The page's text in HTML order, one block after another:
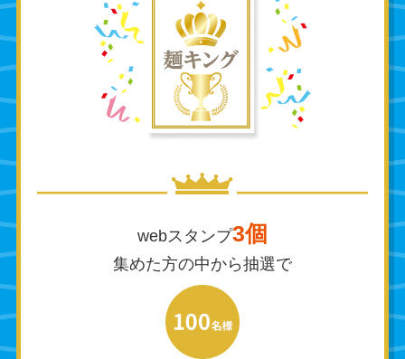
webスタンプ3個
集めた方の中から抽選で